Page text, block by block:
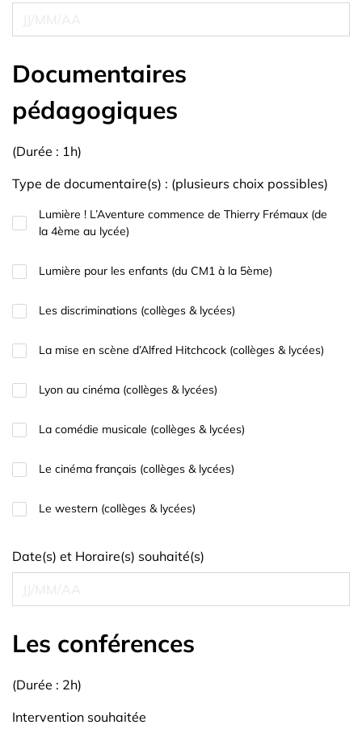
Documentaires
pédagogiques
(Durée : 1h)
Type de documentaire(s) : (plusieurs choix possibles)
Lumière ! L’Aventure commence de Thierry Frémaux (de
la 4ème au lycée)
Lumière pour les enfants (du CM1 à la 5ème)
Les discriminations (collèges & lycées)
La mise en scène d’Alfred Hitchcock (collèges & lycées)
Lyon au cinéma (collèges & lycées)
La comédie musicale (collèges & lycées)
Le cinéma français (collèges & lycées)
Le western (collèges & lycées)
Date(s) et Horaire(s) souhaité(s)
Les conférences
(Durée : 2h)
Intervention souhaitée